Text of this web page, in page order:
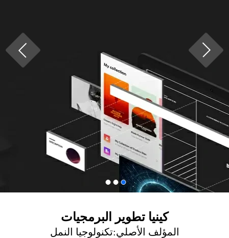
كينيا‎ تطوير البرمجيات
المؤلف الأصلي:تكنولوجيا النمل